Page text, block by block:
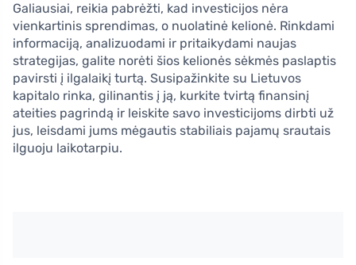
Galiausiai, reikia pabrėžti, kad investicijos nėra
vienkartinis sprendimas, o nuolatinė kelionė. Rinkdami
informaciją, analizuodami ir pritaikydami naujas
strategijas, galite norėti šios kelionės sėkmės paslaptis
pavirsti į ilgalaikį turtą. Susipažinkite su Lietuvos
kapitalo rinka, gilinantis į ją, kurkite tvirtą finansinį
ateities pagrindą ir leiskite savo investicijoms dirbti už
jus, leisdami jums mėgautis stabiliais pajamų srautais
ilguoju laikotarpiu.